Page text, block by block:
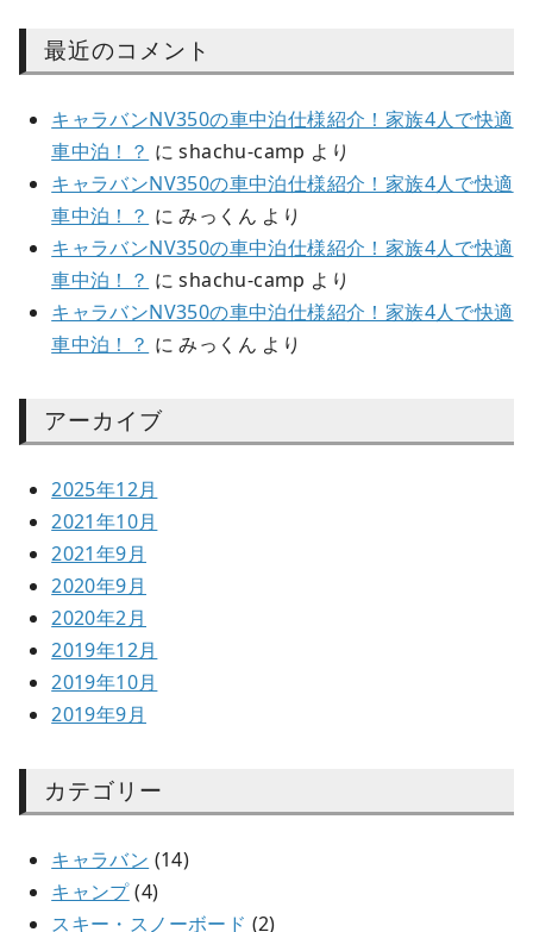
最近のコメント
キャラバンNV350の車中泊仕様紹介！家族4人で快適
車中泊！？ にshachu-camp より
キャラバンNV350の車中泊仕様紹介！家族4人で快適
車中泊！？ にみっくん より
キャラバンNV350の車中泊仕様紹介！家族4人で快適
車中泊！？ にshachu-camp より
キャラバンNV350の車中泊仕様紹介！家族4人で快適
車中泊！？ にみっくん より
アーカイブ
2025年12月
2021年10月
2021年9月
2020年9月
2020年2月
2019年12月
2019年10月
2019年9月
カテゴリー
キャラバン (14)
キャンプ(4)
スキー・スノーボード (2)